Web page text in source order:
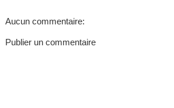
Aucun commentaire:
Publier un commentaire